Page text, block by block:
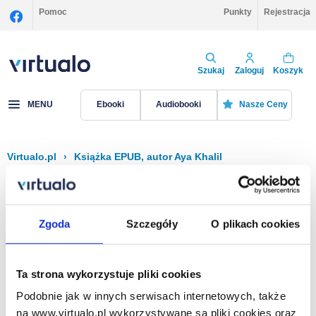
Zgoda Szczegóły O plikach cookies
Ta strona wykorzystuje pliki cookies
Podobnie jak w innych serwisach internetowych, także
na www.virtualo.pl wykorzystywane są pliki cookies oraz
Pomoc Punkty Rejestracja
Szukaj Zaloguj Koszyk
MENU Ebooki Audiobooki Nasze Ceny
Virtualo.pl › Książka EPUB, autor Aya Khalil
Filtruj Sortuj
Na stronie